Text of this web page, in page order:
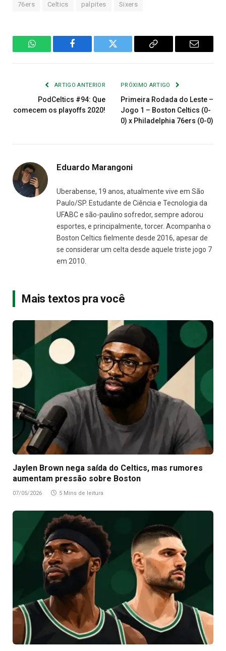
76ers Celtics palpites Sixers
WhatsAppFacebook Twitter
Copiar
E-
ARTIGO ANTERIOR
PodCeltics #94: Que
comecem os playoffs 2020!
PRÓXIMO ARTIGO
Primeira Rodada do Leste –
Jogo 1 – Boston Celtics (0-
0) x Philadelphia 76ers (0-0)
Eduardo Marangoni
Uberabense, 19 anos, atualmente vive em São
Paulo/SP. Estudante de Ciência e Tecnologia da
UFABC e são-paulino sofredor, sempre adorou
esportes, e principalmente, torcer. Acompanha o
Boston Celtics fielmente desde 2016, apesar de
se considerar um celta desde aquele triste jogo 7
em 2010.
Mais textos pra você
Jaylen Brown nega saída do Celtics, mas rumores
aumentam pressão sobre Boston
07/05/2026 5 Mins de leitura